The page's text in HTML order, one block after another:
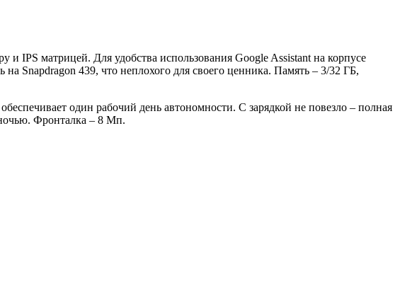
IPS матрицей. Для удобства использования Google Assistant на корпусе
Snapdragon 439, что неплохого для своего ценника. Память – 3/32 ГБ,
один рабочий день автономности. С зарядкой не повезло – полная
Фронталка – 8 Мп.